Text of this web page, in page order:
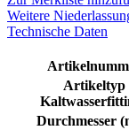
Weitere
Technische Daten
Artikeltyp
Durchmesser